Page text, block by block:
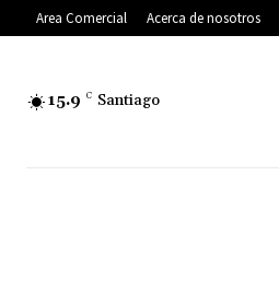
Area Comercial Acerca de nosotros
15.9 C Santiago